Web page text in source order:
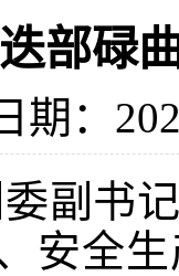
部碌
期：
副书
安全